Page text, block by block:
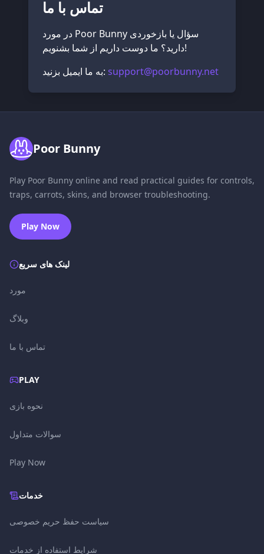
تماس با ما
در مورد Poor Bunny سؤال یا بازخوردی
دارید؟ ما دوست داریم از شما بشنویم!
به ما ایمیل بزنید: support@poorbunny.net
Poor Bunny
Play Poor Bunny online and read practical guides for controls,
traps, carrots, skins, and browser troubleshooting.
Play Now
لینک های سریع
مورد
وبلاگ
تماس با ما
PLAY
نحوه بازی
سوالات متداول
Play Now
خدمات
سیاست حفظ حریم خصوصی
شرایط استفاده از خدمات